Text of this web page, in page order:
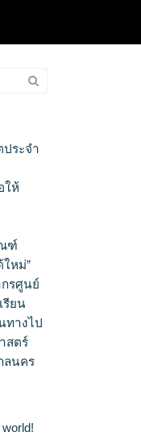
ประจำ
ให้
ฑ์
หม่”
รศูนย์
รียน
ทางไป
สตร์
ลนคร